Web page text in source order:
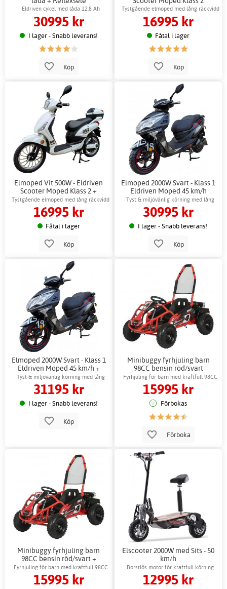
Eldriven cykel med låda 12,8 Ah
30995 kr
I lager - Snabb leverans!
Köp
Tystgående elmoped med lång räckvidd
45 km
16995 kr
Fåtal i lager
Köp
Elmoped Vit 500W - Eldriven
Scooter Moped Klass 2 +
Reflexsele
Tystgående elmoped med lång räckvidd
45 km
16995 kr
Fåtal i lager
Köp
Elmoped 2000W Svart - Klass 1
Eldriven Moped 45 km/h
Tyst & miljövänlig körning med lång
räckvidd
30995 kr
I lager - Snabb leverans!
Köp
Elmoped 2000W Svart - Klass 1
Eldriven Moped 45 km/h +
Låskätting
Tyst & miljövänlig körning med lång
räckvidd
31195 kr
I lager - Snabb leverans!
Köp
Minibuggy fyrhjuling barn
98CC bensin röd/svart
Fyrhjuling för barn med kraftfull 98CC
motor
15995 kr
Förbokas
Förboka
Minibuggy fyrhjuling barn
98CC bensin röd/svart +
Reflexsele
Fyrhjuling för barn med kraftfull 98CC
motor
15995 kr
Elscooter 2000W med Sits - 50
km/h
Borstlös motor för kraftfull körning
12995 kr